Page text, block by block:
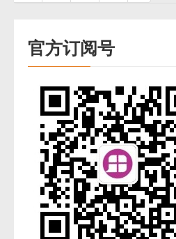
官方订阅号